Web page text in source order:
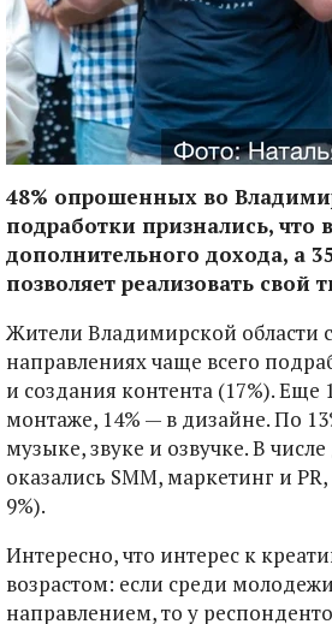
48% опрошенных во
подработки признались, что
дополнительного дохода, а
позволяет реализовать свой
Жители Владимирской области
направлениях чаще всего
и создания контента (17%). Еще
монтаже, 14% — в дизайне. По
музыке, звуке и озвучке. В
оказались SMM, маркетинг и
9%).
Интересно, что интерес к
возрастом: если среди
направлением, то у